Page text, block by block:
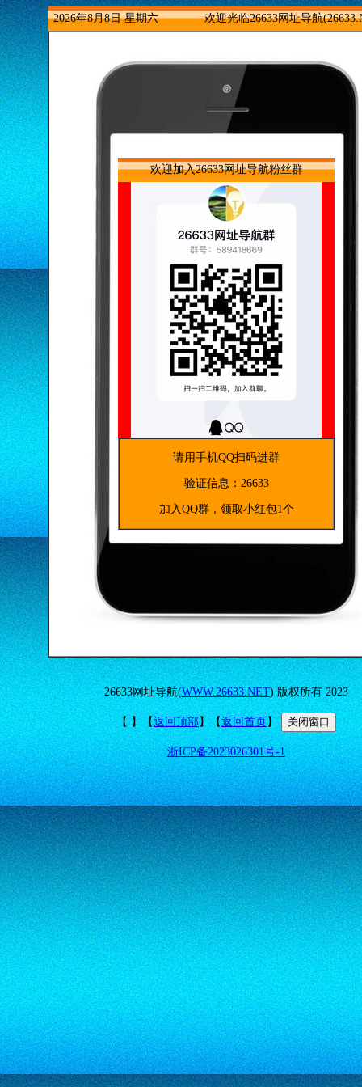
2026年8月8日 星期六 欢迎光临26633网址导航
欢迎加入26633网址导航粉丝群
请用手机QQ扫码进群
验证信息：26633
加入QQ群，领取小红包1个
26633网址导航(WWW.26633.NET) 版权所有 2023
【】【返回顶部】【返回首页 】
浙ICP备2023026301号-1